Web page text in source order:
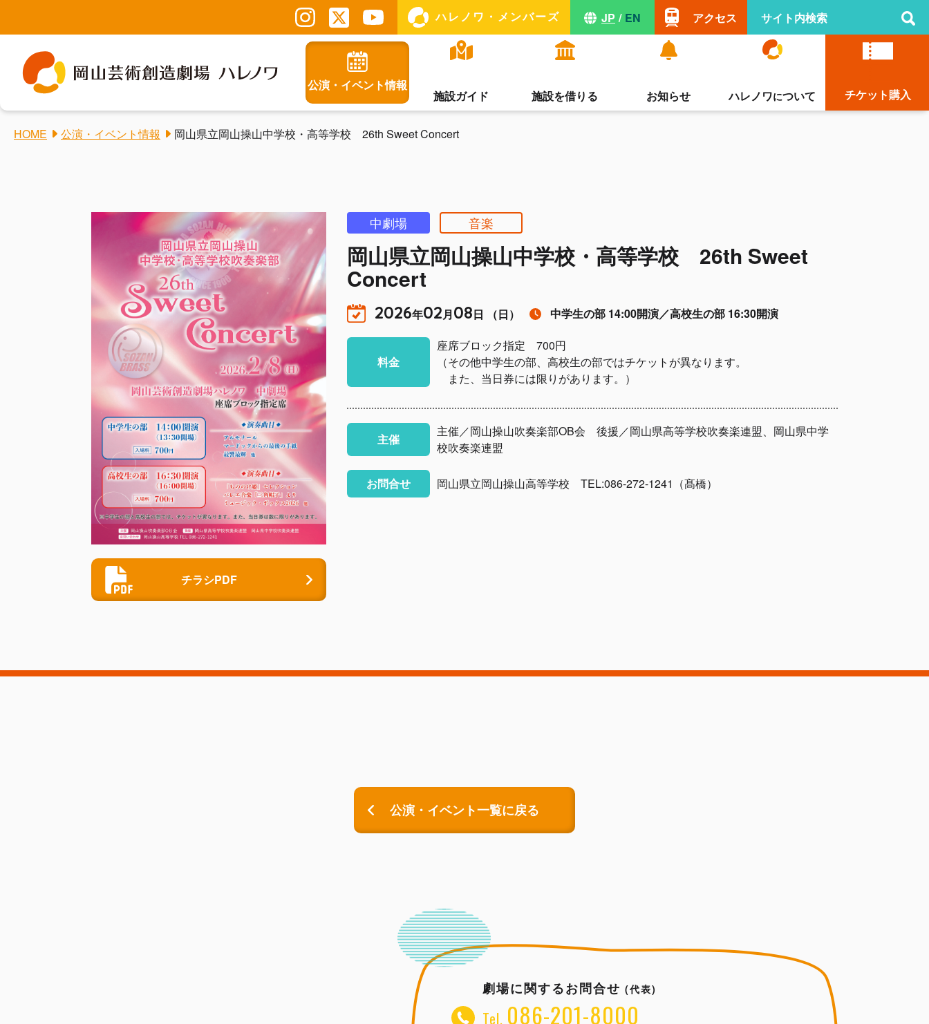
ハレノワ・メンバーズ JP / EN アクセス
公演・イベント情報
施設ガイド 施設を借りる お知らせ ハレノワについて チケット購入
HOME 公演・イベント情報 岡山県立岡山操山中学校・高等学校 26th Sweet Concert
チラシPDF
中劇場 音楽
岡山県立岡山操山中学校・高等学校 26th Sweet
Concert
2026年02月08日 （日） 中学生の部 14:00開演／高校生の部 16:30開演
料金
座席ブロック指定 700円
（その他中学生の部、高校生の部ではチケットが異なります。
また、当日券には限りがあります。）
主催
主催／岡山操山吹奏楽部OB会 後援／岡山県高等学校吹奏楽連盟、岡山県中学
校吹奏楽連盟
お問合せ 岡山県立岡山操山高等学校 TEL:086-272-1241（髙橋）
公演・イベント一覧に戻る
劇場に関するお問合せ (代表)
Tel. 086-201-8000